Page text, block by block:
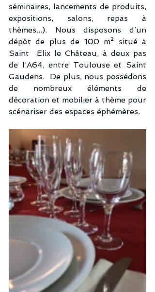
séminaires, lancements de produits,
expositions, salons, repas à
thèmes...). Nous disposons d’un
dépôt de plus de 100 m² situé à
Saint  Elix le Château, à deux pas
de l’A64, entre Toulouse et Saint
Gaudens.  De plus, nous possédons
de nombreux éléments de
décoration et mobilier à thème pour
scénariser des espaces éphémères.